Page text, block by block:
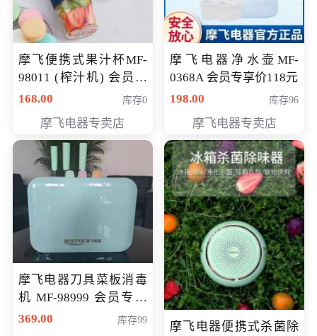
摩飞便携式果汁杯MF-
98011 (榨汁机) 会员专
享价138元
168.00 库存0
摩飞电器专卖店
摩飞电器净水壶MF-
0368A 会员专享价118元
198.00
库存96
摩飞电器专卖店
摩飞电器刀具菜板消毒
机 MF-98999 会员专享
价286元
369.00 库存99
摩飞电器便携式杀菌除